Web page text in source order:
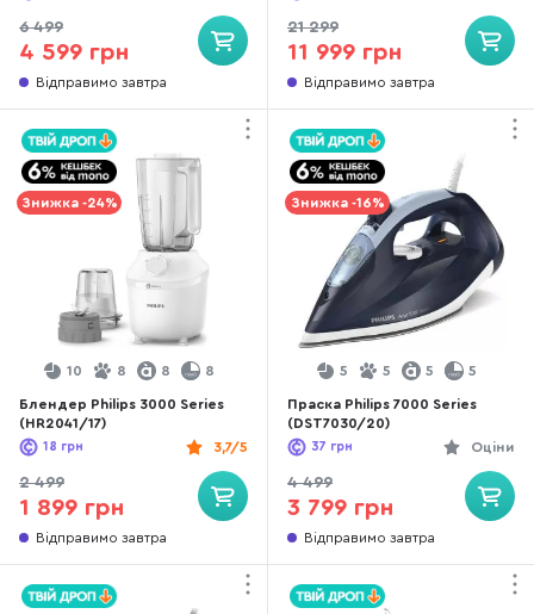
6 499
4 599 грн
Відправимо завтра
21 299
11 999 грн
Відправимо завтра
Знижка -24%
10 8 8 8
Блендер Philips 3000 Series
(HR2041/17)
3,7/5
18 грн
2 499
1 899 грн
Відправимо завтра
Знижка -16%
5 5 5 5
Праска Philips 7000 Series
(DST7030/20)
Оціни
37 грн
4 499
3 799 грн
Відправимо завтра